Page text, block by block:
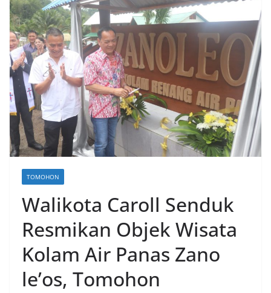
TOMOHON
Walikota Caroll Senduk
Resmikan Objek Wisata
Kolam Air Panas Zano
le’os, Tomohon